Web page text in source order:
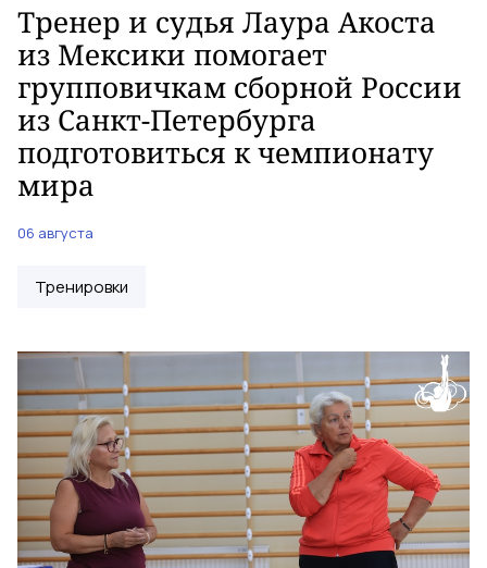
Тренер и судья Лаура Акоста
из Мексики помогает
групповичкам сборной России
из Санкт-Петербурга
подготовиться к чемпионату
мира
06 августа
Тренировки